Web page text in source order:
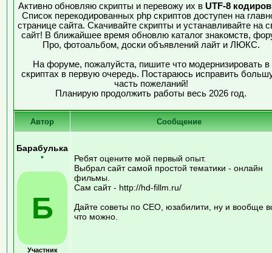
Активно обновляю скрипты и перевожу их в UTF-8
Список перекодированных php скриптов доступен на
странице сайта. Скачивайте скрипты и устанавливайте на
сайт! В ближайшее время обновлю каталог знакомств,
Про, фотоальбом, доски объявлений лайт и ЛЮКС.
На форуме, пожалуйста, пишите что модернизировать в
скриптах в первую очередь. Постараюсь исправить
часть пожеланий!
Планирую продолжить работы весь 2026 год.
Автор Сообщение
Барабулька
•
Б
Участник
Ребят оцените мой первый опыт.
Выбрал сайт самой простой тематики - онлайн
фильмы.
Сам сайт - http://hd-fillm.ru/
Дайте советы по СЕО, юзабилити, ну и вообще
что можно.